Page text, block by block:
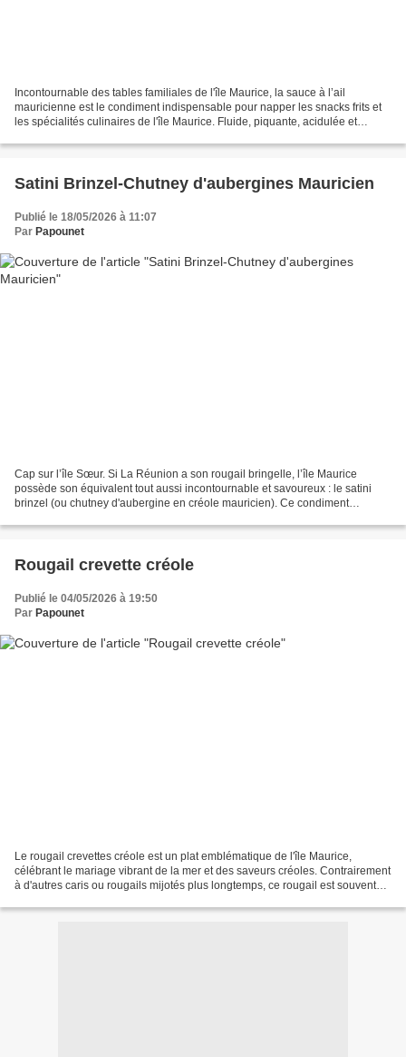
Incontournable des tables familiales de l'île Maurice, la sauce à l’ail
mauricienne est le condiment indispensable pour napper les snacks frits et
les spécialités culinaires de l'île Maurice. Fluide, piquante, acidulée et
Satini Brinzel-Chutney d'aubergines Mauricien
Publié le 18/05/2026 à 11:07
Par Papounet
Cap sur l’île Sœur. Si La Réunion a son rougail bringelle, l’île Maurice
possède son équivalent tout aussi incontournable et savoureux : le satini
brinzel (ou chutney d'aubergine en créole mauricien). Ce condiment
Rougail crevette créole
Publié le 04/05/2026 à 19:50
Par Papounet
Le rougail crevettes créole est un plat emblématique de l'île Maurice,
célébrant le mariage vibrant de la mer et des saveurs créoles. Contrairement
à d'autres caris ou rougails mijotés plus longtemps, ce rougail est souvent